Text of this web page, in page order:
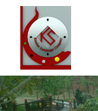
0905 53